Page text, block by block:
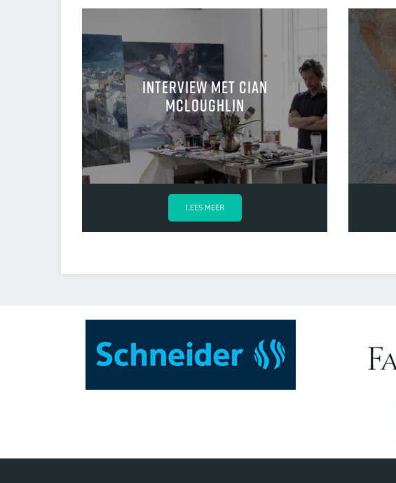
Interview met Cian
McLoughlin
LEES MEER